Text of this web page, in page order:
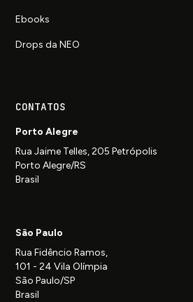
Ebooks
Drops da NEO
CONTATOS
Porto Alegre
Rua Jaime Telles, 205 Petrópolis
Porto Alegre/RS
Brasil
São Paulo
Rua Fidêncio Ramos,
101 - 24 Vila Olímpia
São Paulo/SP
Brasil